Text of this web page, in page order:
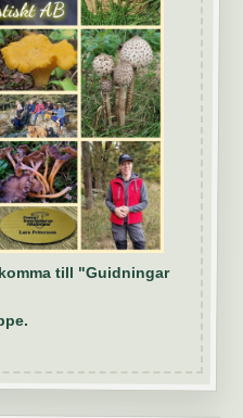
till "Guidningar